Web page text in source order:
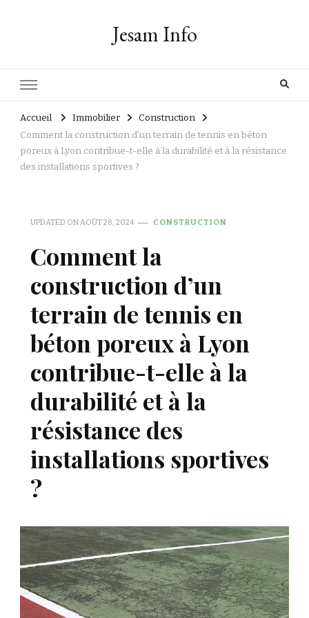
Jesam Info
Accueil Immobilier
Construction
Comment la construction d’un terrain de tennis en béton
poreux à Lyon contribue-t-elle à la durabilité et à la résistance
des installations sportives ?
UPDATED ONAOÛT 28, 2024 CONSTRUCTION
Comment la
construction d’un
terrain de tennis en
béton poreux à Lyon
contribue-t-elle à la
durabilité et à la
résistance des
installations sportives
?